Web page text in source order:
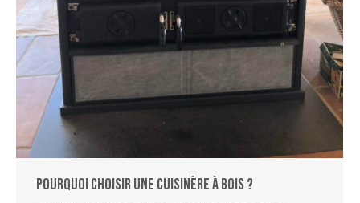
Pourquoi choisir une cuisinère à bois ?